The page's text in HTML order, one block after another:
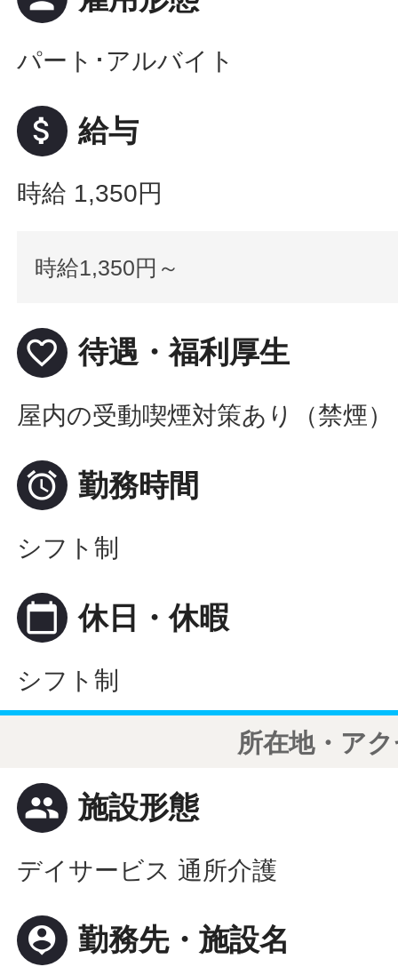
パート･アルバイト
attach_money 給与
時給 1,350円
時給1,350円～
favorite_border 待遇・福利厚生
屋内の受動喫煙対策あり（禁煙）
 勤務時間
シフト制
calendar_today 休日・休暇
シフト制
所在地・ア
people 施設形態
デイサービス 通所介護
person_pin 勤務先・施設名